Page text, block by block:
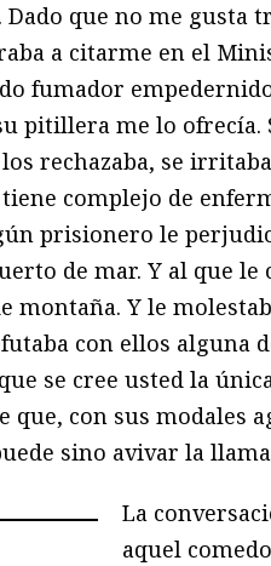
que no me gusta
a citarme en el
fumador
pitillera me lo ofrecía.
rechazaba, se
tiene complejo de
prisionero le
de mar. Y al que le
montaña. Y le
con ellos alguna
se cree usted la
que, con sus modales
sino avivar la
La
aquel